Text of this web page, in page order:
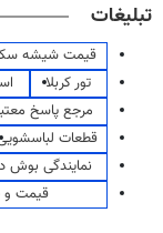
تبلیغات
قیمت شیشه
تور کربلا
مرجع پاسخ
قطعات
نمایندگی بوش
قیمت و